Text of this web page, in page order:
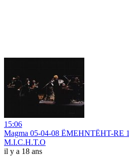
15:06
Magma 05-04-08 ËMEHNTËHT-RE 1
M.I.C.H.T.O
il y a 18 ans